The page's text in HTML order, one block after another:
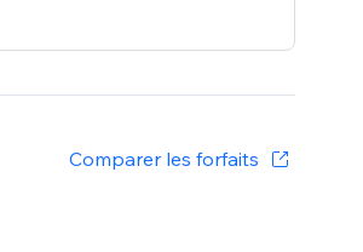
Comparer les forfaits